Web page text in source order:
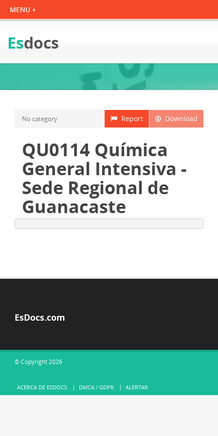
Esdocs
Download
Report
No category
QU0114 Química
General Intensiva -
Sede Regional de
Guanacaste
EsDocs.com
© Copyright 2026
ACERCA DE ESDOCS DMCA / GDPR ALERTAR